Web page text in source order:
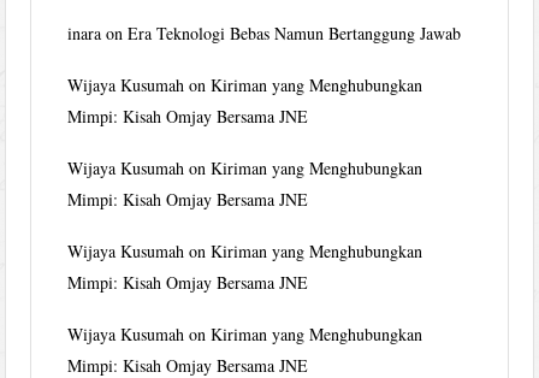
inara onEra Teknologi Bebas Namun Bertanggung Jawab
Wijaya Kusumah onKiriman yang Menghubungkan
Mimpi: Kisah Omjay Bersama JNE
Wijaya Kusumah onKiriman yang Menghubungkan
Mimpi: Kisah Omjay Bersama JNE
Wijaya Kusumah onKiriman yang Menghubungkan
Mimpi: Kisah Omjay Bersama JNE
Wijaya Kusumah onKiriman yang Menghubungkan
Mimpi: Kisah Omjay Bersama JNE